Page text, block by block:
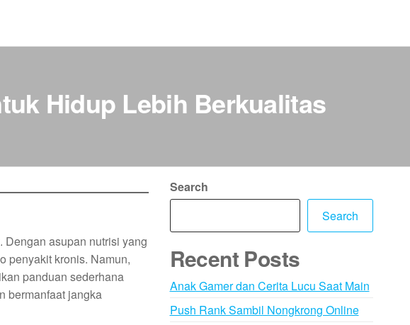
Hidup Lebih Berkualitas
asupan nutrisi yang
penyakit kronis. Namun,
panduan sederhana
bermanfaat jangka
Search
Search
Recent Posts
Anak Gamer dan Cerita Lucu Saat Main
Push Rank Sambil Nongkrong Online